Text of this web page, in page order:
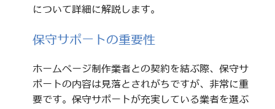
について詳細に解説します。
保守サポートの重要性
ホームページ制作業者との契約を結ぶ際、保守サ
ポートの内容は見落とされがちですが、非常に重
要です。保守サポートが充実している業者を選ぶ